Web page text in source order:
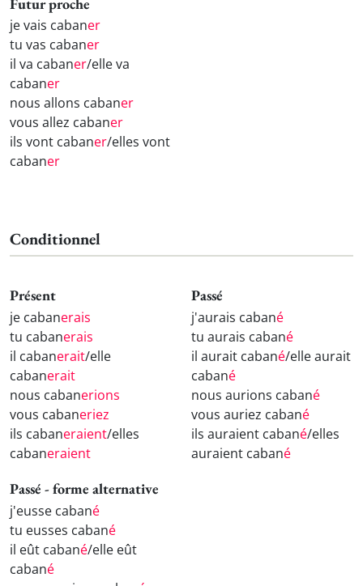
je vais cabaner
tu vas cabaner
il va cabaner/elle va
cabaner
nous allons cabaner
vous allez cabaner
ils vont cabaner/elles vont
cabaner
Conditionnel
Présent
je cabanerais
tu cabanerais
il cabanerait/elle
cabanerait
nous cabanerions
vous cabaneriez
ils cabaneraient/elles
cabaneraient
Passé
j'aurais cabané
tu aurais cabané
il aurait cabané/elle aurait
cabané
nous aurions cabané
vous auriez cabané
ils auraient cabané/elles
auraient cabané
Passé - forme alternative
j'eusse cabané
tu eusses cabané
il eût cabané/elle eût
cabané